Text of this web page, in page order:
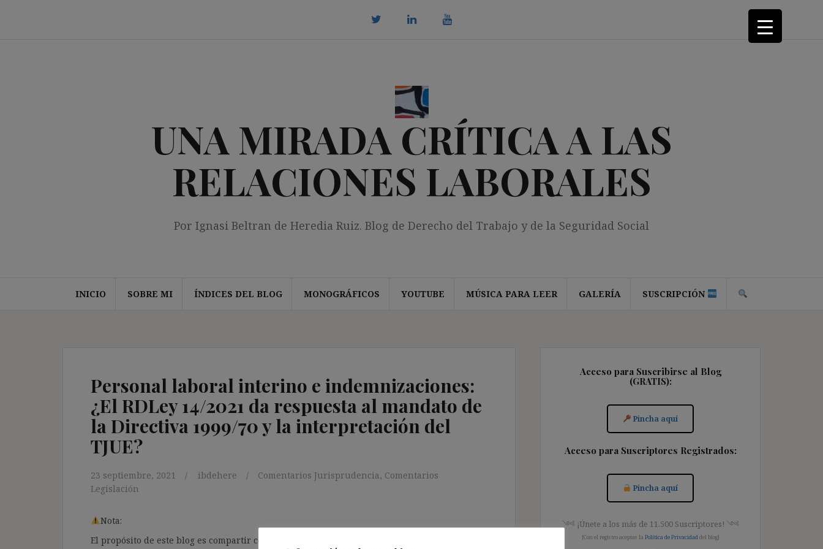
UNA MIRADA CRÍTICA A LAS
RELACIONES LABORALES
Por Ignasi Beltran de Heredia Ruiz. Blog de Derecho del Trabajo y de la Seguridad Social
INICIO SOBRE MI ÍNDICES DEL BLOG MONOGRÁFICOS YOUTUBE MÚSICA PARA LEER GALERÍA SUSCRIPCIÓN
Personal laboral interino e indemnizaciones:
¿El RDLey 14/2021 da respuesta al mandato de
la Directiva 1999/70 y la interpretación del
TJUE?
23 septiembre, 2021 ibdehere Comentarios Jurisprudencia, Comentarios
Legislación
Nota:
El propósito de este blog es compartir contenido de forma totalmente GRATUITA.
Acceso para Suscribirse al Blog
(GRATIS):
Pincha aquí
Acceso para Suscriptores Registrados:
Pincha aquí
༺ ¡Únete a los más de 11.500 Suscriptores! ༺
[Con el registro aceptas la Política de Privacidad del blog]